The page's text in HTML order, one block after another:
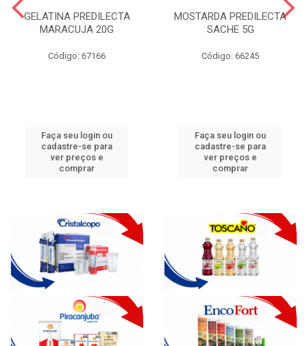
GELATINA PREDILECTA
MARACUJA 20G
Código: 67166
Faça seu login ou
cadastre-se para
ver preços e
comprar
MOSTARDA PREDILECTA
SACHE 5G
Código: 66245
Faça seu login ou
cadastre-se para
ver preços e
comprar